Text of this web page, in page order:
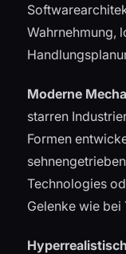
Wahrnehmung,
Moderne
starren
Formen
Technologies
Gelenke wie bei